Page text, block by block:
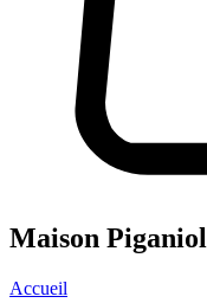
Maison Piganiol
Accueil